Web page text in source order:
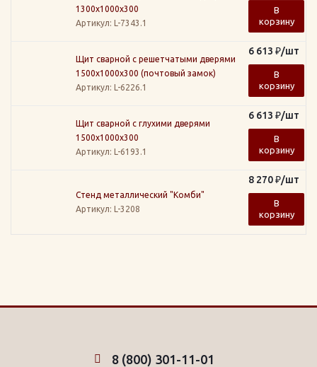
1300х1000х300
Артикул: L-7343.1
В
корзину
Щит сварной с решетчатыми дверями
1500х1000х300 (почтовый замок)
Артикул: L-6226.1
6 613 ₽/шт
В
корзину
Щит сварной с глухими дверями
1500х1000х300
Артикул: L-6193.1
6 613 ₽/шт
В
корзину
Стенд металлический "Комби"
Артикул: L-3208
8 270₽/шт
В
корзину
8 (800) 301-11-01